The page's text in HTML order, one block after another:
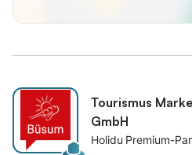
Tourismus
GmbH
Holidu Premium-